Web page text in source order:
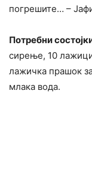
погрешите… –
Потребни
сирење, 10
лажичка прашок
млака вода.